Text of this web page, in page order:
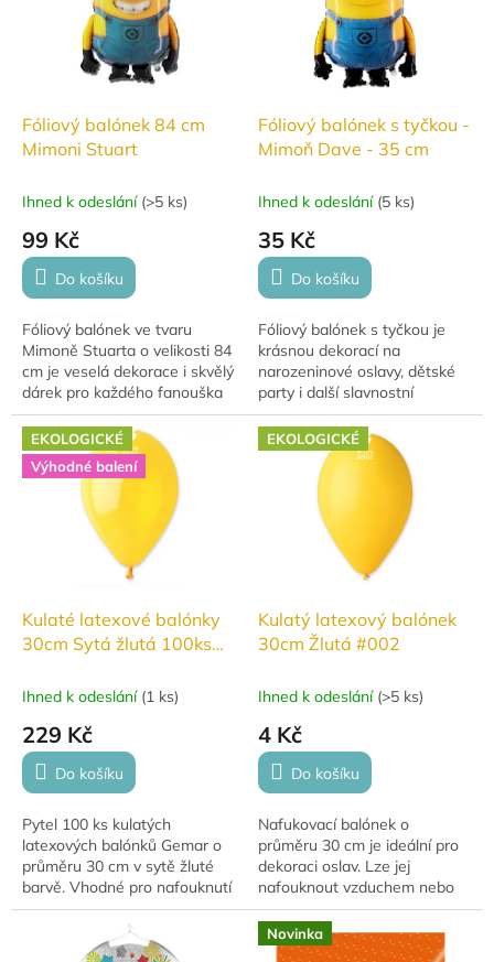
Fóliový balónek 84 cm
Mimoni Stuart
Ihned k odeslání (>5 ks)
99 Kč
Do košíku
Fóliový balónek ve tvaru
Mimoně Stuarta o velikosti 84
cm je veselá dekorace i skvělý
dárek pro každého fanouška
filmu Mimoni a Já, padouch.
Perfektní doplněk
narozeninové...
Fóliový balónek s tyčkou -
Mimoň Dave - 35 cm
Ihned k odeslání (5 ks)
35 Kč
Do košíku
Fóliový balónek s tyčkou je
krásnou dekorací na
narozeninové oslavy, dětské
party i další slavnostní
příležitosti. Balónek je určen k
nafouknutí pouze vzduchem a
součástí je...
EKOLOGICKÉ
Výhodné balení
Kulaté latexové balónky
30cm Sytá žlutá 100ks
Ihned k odeslání (1 ks)
229 Kč
Do košíku
Pytel 100 ks kulatých
latexových balónků Gemar o
průměru 30 cm v sytě žluté
barvě. Vhodné pro nafouknutí
vzduchem nebo héliem.
Vyrobeno z přírodního
kaučuku, biologicky...
EKOLOGICKÉ
Kulatý latexový balónek
30cm Žlutá #002
Ihned k odeslání (>5 ks)
4 Kč
Do košíku
Nafukovací balónek o
průměru 30 cm je ideální pro
dekoraci oslav. Lze jej
nafouknout vzduchem nebo
héliem, přičemž s héliem se
vznáší (10–12 hodin). Balónky
jsou vyrobeny...
Novinka